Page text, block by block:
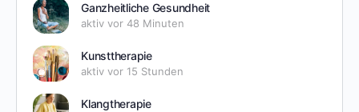
Ganzheitliche Gesundheit
aktiv vor 48 Minuten
Kunsttherapie
aktiv vor 15 Stunden
Klangtherapie